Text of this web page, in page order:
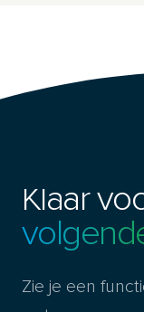
Klaar
Zie je een